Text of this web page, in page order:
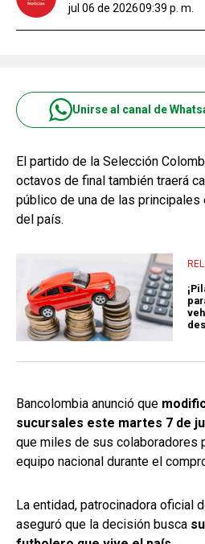
jul 06 de 202609:39 p. m.
Unirse al canal de
El partido de la Selección
octavos de final también traerá
público de una de las
del país.
Bancolombia anunció que
sucursales este martes 7 de
que miles de sus colaboradores
equipo nacional durante el
La entidad, patrocinadora oficial
aseguró que la decisión busca